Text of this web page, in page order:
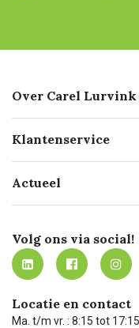
Over Carel Lurvink
Geschiedenis
Missie
Werken bij Carel Lurvink
MVO
Klantenservice
Bezorgen
Mijn Carel Lurvink
Mijn Carel Lurvink
Carel Lurvink App
Hulp op afstand
Technische dienst
Actueel
Innovation LAB
Tevreden klanten
Carel Lurvink Blog
Carel de podcast
Volg ons via social!
Locatie en contact
Ma. t/m vr. : 8:15 tot